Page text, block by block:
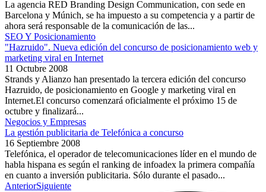
La agencia RED Branding Design Communication, con sede en
Barcelona y Múnich, se ha impuesto a su competencia y a partir de
ahora será responsable de la comunicación de las...
SEO Y Posicionamiento
"Hazruido". Nueva edición del concurso de posicionamiento web y
marketing viral en Internet
11 Octubre 2008
Strands y Alianzo han presentado la tercera edición del concurso
Hazruido, de posicionamiento en Google y marketing viral en
Internet.El concurso comenzará oficialmente el próximo 15 de
octubre y finalizará...
Negocios y Empresas
La gestión publicitaria de Telefónica a concurso
16 Septiembre 2008
Telefónica, el operador de telecomunicaciones líder en el mundo de
habla hispana es según el ranking de infoadex la primera compañía
en cuanto a inversión publicitaria. Sólo durante el pasado...
AnteriorSiguiente